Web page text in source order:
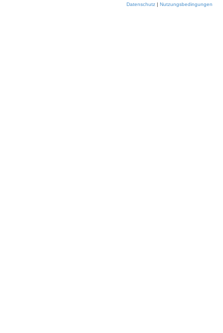
Datenschutz | Nutzungsbedingungen